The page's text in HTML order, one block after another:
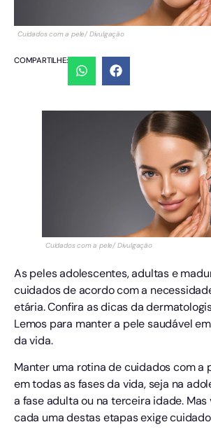
Cuidados com a pele/ Divulgação
COMPARTILHE:
Cuidados com a pele/ Divulgação
As peles adolescentes, adultas e
cuidados de acordo com a
etária. Confira as dicas da
Lemos para manter a pele saudável
da vida.
Manter uma rotina de cuidados com a
em todas as fases da vida, seja na
a fase adulta ou na terceira idade.
cada uma destas etapas exige